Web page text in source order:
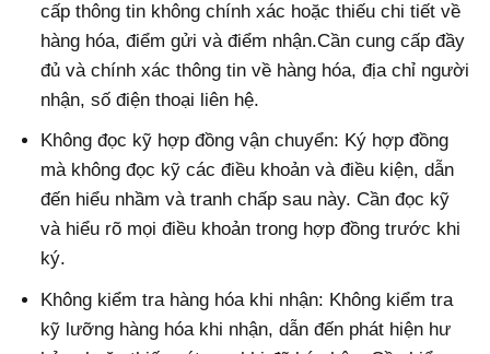
cấp thông tin không chính xác hoặc thiếu chi tiết về
hàng hóa, điểm gửi và điểm nhận.Cần cung cấp đầy
đủ và chính xác thông tin về hàng hóa, địa chỉ người
nhận, số điện thoại liên hệ.
Không đọc kỹ hợp đồng vận chuyển: Ký hợp đồng
mà không đọc kỹ các điều khoản và điều kiện, dẫn
đến hiểu nhầm và tranh chấp sau này. Cần đọc kỹ
và hiểu rõ mọi điều khoản trong hợp đồng trước khi
ký.
Không kiểm tra hàng hóa khi nhận: Không kiểm tra
kỹ lưỡng hàng hóa khi nhận, dẫn đến phát hiện hư